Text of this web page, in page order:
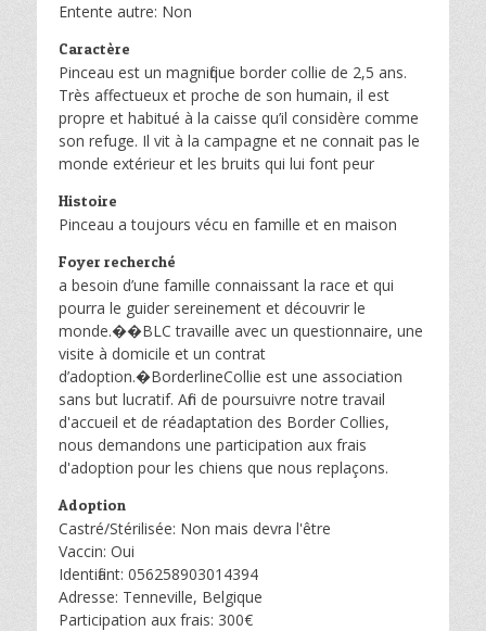
Entente autre: Non
Caractère
Pinceau est un magnifique border collie de 2,5 ans.
Très affectueux et proche de son humain, il est
propre et habitué à la caisse qu’il considère comme
son refuge. Il vit à la campagne et ne connait pas le
monde extérieur et les bruits qui lui font peur
Histoire
Pinceau a toujours vécu en famille et en maison
Foyer recherché
a besoin d’une famille connaissant la race et qui
pourra le guider sereinement et découvrir le
monde.��BLC travaille avec un questionnaire, une
visite à domicile et un contrat
d’adoption.�BorderlineCollie est une association
sans but lucratif. Afin de poursuivre notre travail
d'accueil et de réadaptation des Border Collies,
nous demandons une participation aux frais
d'adoption pour les chiens que nous replaçons.
Adoption
Castré/Stérilisée: Non mais devra l'être
Vaccin: Oui
Identifiant: 056258903014394
Adresse: Tenneville, Belgique
Participation aux frais: 300€